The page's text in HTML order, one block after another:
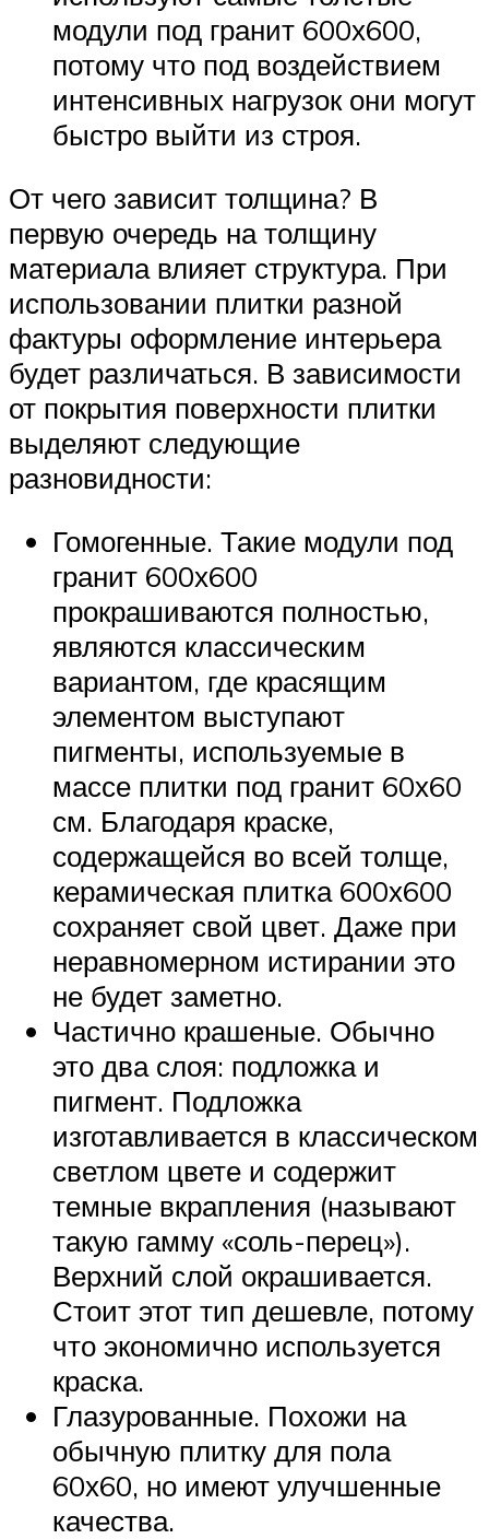
модули под гранит 600х600,
потому что под воздействием
интенсивных нагрузок они могут
быстро выйти из строя.
От чего зависит толщина? В
первую очередь на толщину
материала влияет структура. При
использовании плитки разной
фактуры оформление интерьера
будет различаться. В зависимости
от покрытия поверхности плитки
выделяют следующие
разновидности:
Гомогенные. Такие модули под
гранит 600х600
прокрашиваются полностью,
являются классическим
вариантом, где красящим
элементом выступают
пигменты, используемые в
массе плитки под гранит 60х60
см. Благодаря краске,
содержащейся во всей толще,
керамическая плитка 600х600
сохраняет свой цвет. Даже при
неравномерном истирании это
не будет заметно.
Частично крашеные. Обычно
это два слоя: подложка и
пигмент. Подложка
изготавливается в классическом
светлом цвете и содержит
темные вкрапления (называют
такую гамму «соль-перец»).
Верхний слой окрашивается.
Стоит этот тип дешевле, потому
что экономично используется
краска.
Глазурованные. Похожи на
обычную плитку для пола
60х60, но имеют улучшенные
качества.